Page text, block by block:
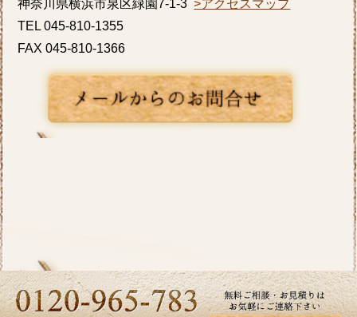
致しましたのでご覧ください。カインドリフ
ォームではお見積り・ご相談を無料で行って
おります。お気軽にお問い合わせください。
2026/06/10
いよいよ梅雨入りですね。憂鬱な季節だから
ください。
2026/05/27
神奈川県横浜市泉区緑園7-1-3>アクセスマップ
TEL 045-810-1355
FAX 045-810-1366